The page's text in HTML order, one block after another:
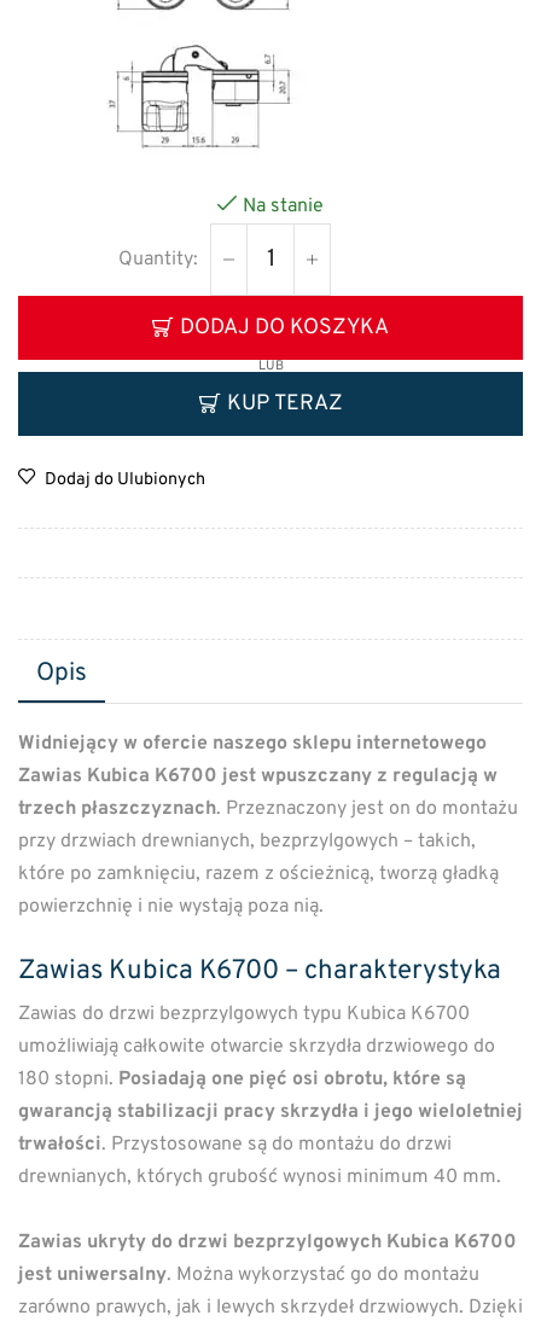
Na stanie
DODAJ DO KOSZYKA
LUB
KUP TERAZ
Dodaj do Ulubionych
Opis
Widniejący w ofercie naszego sklepu internetowego
Zawias Kubica K6700 jest wpuszczany z regulacją w
trzech płaszczyznach. Przeznaczony jest on do montażu
przy drzwiach drewnianych, bezprzylgowych – takich,
które po zamknięciu, razem z ościeżnicą, tworzą gładką
powierzchnię i nie wystają poza nią.
Zawias Kubica K6700 – charakterystyka
Zawias do drzwi bezprzylgowych typu Kubica K6700
umożliwiają całkowite otwarcie skrzydła drzwiowego do
180 stopni. Posiadają one pięć osi obrotu, które są
gwarancją stabilizacji pracy skrzydła i jego wieloletniej
trwałości. Przystosowane są do montażu do drzwi
drewnianych, których grubość wynosi minimum 40 mm.
Zawias ukryty do drzwi bezprzylgowych Kubica K6700
jest uniwersalny. Można wykorzystać go do montażu
zarówno prawych, jak i lewych skrzydeł drzwiowych. Dzięki